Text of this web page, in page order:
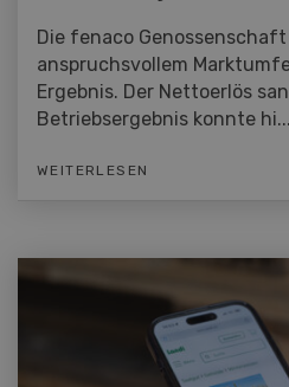
Die fenaco
anspruchsvollem
Ergebnis. Der Nettoerlös
Betriebsergebnis konnte hi...
WEITERLESEN